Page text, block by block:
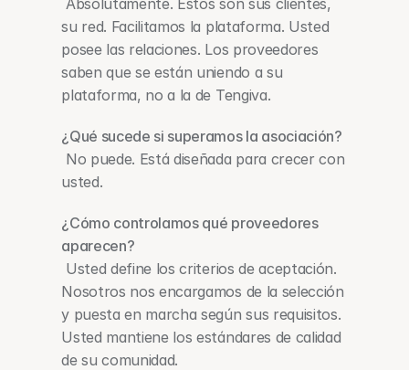
su red. Facilitamos la plataforma. Usted
posee las relaciones. Los proveedores
saben que se están uniendo a su
plataforma, no a la de Tengiva.
¿Qué sucede si superamos la asociación?
usted.
¿Cómo controlamos qué proveedores
aparecen?
Nosotros nos encargamos de la selección
y puesta en marcha según sus requisitos.
Usted mantiene los estándares de calidad
de su comunidad.